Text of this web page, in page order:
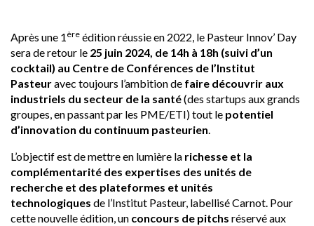
Après une 1 ère édition réussie en 2022, le Pasteur Innov’ Day
sera de retour le 25 juin 2024, de 14h à 18h (suivi d’un
cocktail) au Centre de Conférences de l’Institut
Pasteuravec toujours l’ambition de faire découvrir aux
industriels du secteur de la santé(des startups aux grands
groupes, en passant par les PME/ETI) tout le potentiel
d’innovation du continuum pasteurien.
L’objectif est de mettre en lumière la richesse et la
complémentarité des expertises des unités de
recherche et des plateformes et unités
technologiques de l’Institut Pasteur, labelliséCarnot. Pour
cette nouvelle édition, un concours de pitchs réservé aux